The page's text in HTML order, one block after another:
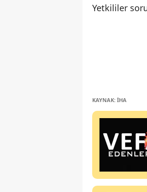
Yetkililer
KAYNAK: İHA